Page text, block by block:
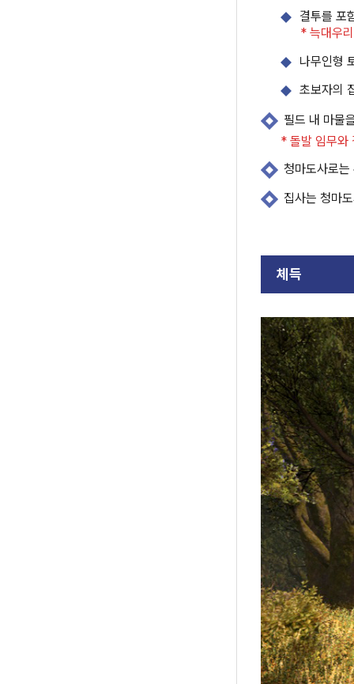
결투를 포
* 늑대우
나무인형
초보자의
필드 내 마물
* 돌발 임무와
청마도사로
집사는 청마
체득